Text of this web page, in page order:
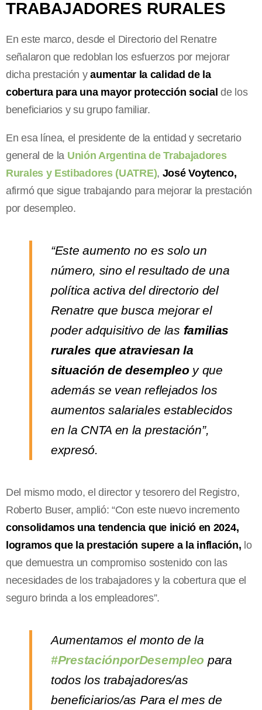
TRABAJADORES RURALES
En este marco, desde el Directorio del Renatre
señalaron que redoblan los esfuerzos por mejorar
dicha prestación yaumentar la calidad de la
cobertura para una mayor protección social de los
beneficiarios y su grupo familiar.
En esa línea, el presidente de la entidad y secretario
general de la Unión Argentina de Trabajadores
Rurales y Estibadores (UATRE), José Voytenco,
afirmó que sigue trabajando para mejorar la prestación
por desempleo.
“Este aumento no es solo un
número, sino el resultado de una
política activa del directorio del
Renatre que busca mejorar el
poder adquisitivo de las familias
rurales que atraviesan la
situación de desempleoy que
además se vean reflejados los
aumentos salariales establecidos
en la CNTA en la prestación”,
expresó.
Del mismo modo, el director y tesorero del Registro,
Roberto Buser, amplió: “Con este nuevo incremento
consolidamos una tendencia que inició en 2024,
logramos que la prestación supere a la inflación, lo
que demuestra un compromiso sostenido con las
necesidades de los trabajadores y la cobertura que el
seguro brinda a los empleadores”.
Aumentamos el monto de la
#PrestaciónporDesempleo para
todos los trabajadores/as
beneficiarios/as ‍Para el mes de